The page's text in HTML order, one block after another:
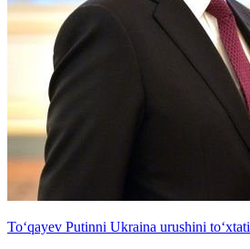
To‘qayev Putinni Ukraina urushini